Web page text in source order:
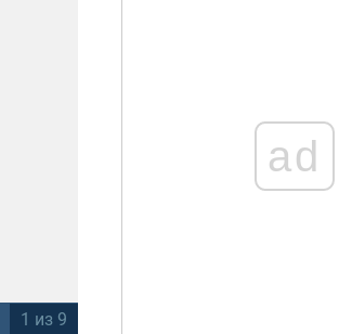
1 из 9
ad